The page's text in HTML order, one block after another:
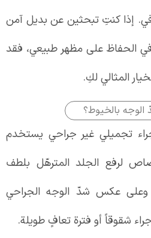
إذا كنتِ تبحثين عن بديل آمن
الحفاظ على مظهر طبيعي، فقد
المثالي لكِ.
بالخيوط؟
تجميلي غير جراحي يستخدم
لرفع الجلد المترهّل بلطف
وعلى عكس شدّ الوجه الجراحي
شقوقاً أو فترة تعافٍ طويلة.